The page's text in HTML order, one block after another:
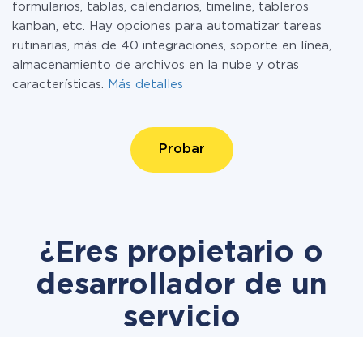
formularios, tablas, calendarios, timeline, tableros
kanban, etc. Hay opciones para automatizar tareas
rutinarias, más de 40 integraciones, soporte en línea,
almacenamiento de archivos en la nube y otras
características.
Más detalles
Probar
¿Eres propietario o
desarrollador de un
servicio